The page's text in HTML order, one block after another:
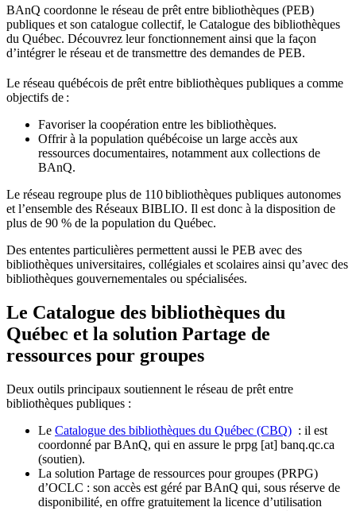
BAnQ coordonne le réseau de prêt entre bibliothèques (PEB)
publiques et son catalogue collectif, le Catalogue des bibliothèques
du Québec. Découvrez leur fonctionnement ainsi que la façon
d’intégrer le réseau et de transmettre des demandes de PEB.
Le réseau québécois de prêt entre bibliothèques publiques a comme
objectifs de :
Favoriser la coopération entre les bibliothèques.
Offrir à la population québécoise un large accès aux
ressources documentaires, notamment aux collections de
BAnQ.
Le réseau regroupe plus de 110bibliothèques publiques autonomes
et l’ensemble des Réseaux BIBLIO. Il est donc à la disposition de
plus de 90 % de la population du Québec.
Des ententes particulières permettent aussi le PEB avec des
bibliothèques universitaires, collégiales et scolaires ainsi qu’avec des
bibliothèques gouvernementales ou spécialisées.
Le Catalogue des bibliothèques du
Québec et la solution Partage de
ressources pour groupes
Deux outils principaux soutiennent le réseau de prêt entre
bibliothèques publiques :
Le Catalogue des bibliothèques du Québec (CBQ) : il est
coordonné par BAnQ, qui en assure le prpg [at] banq.qc.ca
(soutien).
La solution Partage de ressources pour groupes (PRPG)
d’OCLC : son accès est géré par BAnQ qui, sous réserve de
disponibilité, en offre gratuitement la licence d’utilisation